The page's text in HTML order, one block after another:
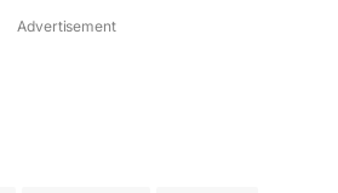
Advertisement